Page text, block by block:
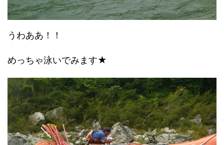
うわああ！！
めっちゃ泳いでみます★